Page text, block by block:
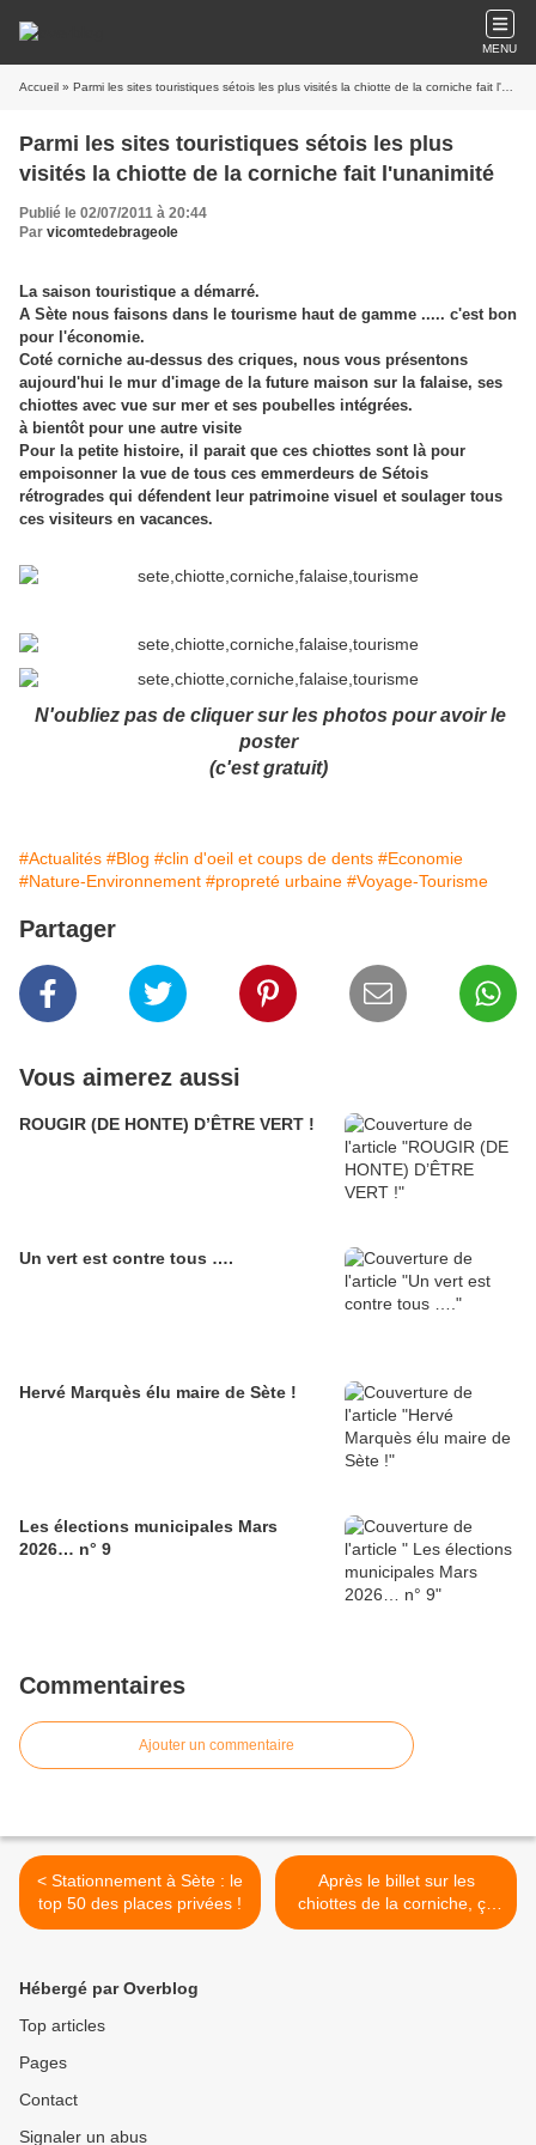
MENU
Accueil » Parmi les sites touristiques sétois les plus visités la chiotte de la corniche fait l'unanimité
Parmi les sites touristiques sétois les plus
visités la chiotte de la corniche fait l'unanimité
Publié le 02/07/2011 à 20:44
Par vicomtedebrageole
La saison touristique a démarré.
A Sète nous faisons dans le tourisme haut de gamme ..... c'est bon
pour l'économie.
Coté corniche au-dessus des criques, nous vous présentons
aujourd'hui le mur d'image de la future maison sur la falaise, ses
chiottes avec vue sur mer et ses poubelles intégrées.
à bientôt pour une autre visite
Pour la petite histoire, il parait que ces chiottes sont là pour
empoisonner la vue de tous ces emmerdeurs de Sétois
rétrogrades qui défendent leur patrimoine visuel et soulager tous
ces visiteurs en vacances.
N'oubliez pas de cliquer sur les photos pour avoir le
poster
(c'est gratuit)
#Actualités #Blog #clin d'oeil et coups de dents #Economie
#Nature-Environnement #propreté urbaine #Voyage-Tourisme
Partager
Vous aimerez aussi
ROUGIR (DE HONTE) D’ÊTRE VERT !
Un vert est contre tous ….
Hervé Marquès élu maire de Sète !
Les élections municipales Mars
2026… n° 9
Commentaires
Ajouter un commentaire
< Stationnement à Sète : le
top 50 des places privées !
Après le billet sur les
chiottes de la corniche, ça
purge chez le vicomtes de
Hébergé par Overblog
Top articles
Pages
Contact
Signaler un abus